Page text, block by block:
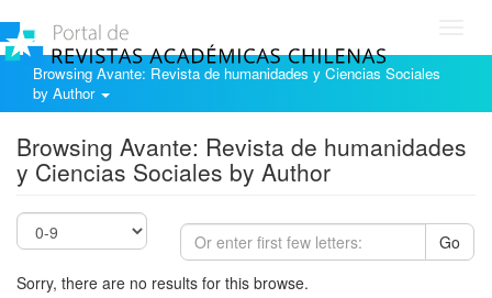
Browsing Avante: Revista de humanidades y Ciencias Sociales
by Author
Browsing Avante: Revista de humanidades
y Ciencias Sociales by Author
Go
Sorry, there are no results for this browse.